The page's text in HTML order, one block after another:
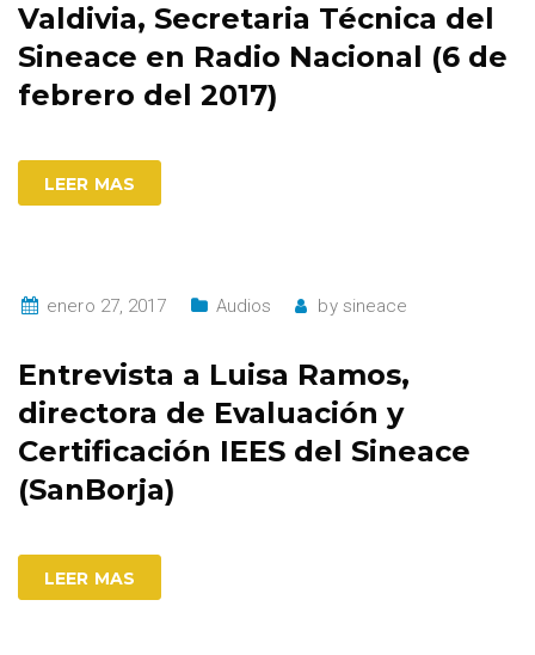
Valdivia, Secretaria Técnica del
Sineace en Radio Nacional (6 de
febrero del 2017)
LEER MAS
enero 27, 2017 Audios by sineace
Entrevista a Luisa Ramos,
directora de Evaluación y
Certificación IEES del Sineace
(SanBorja)
LEER MAS